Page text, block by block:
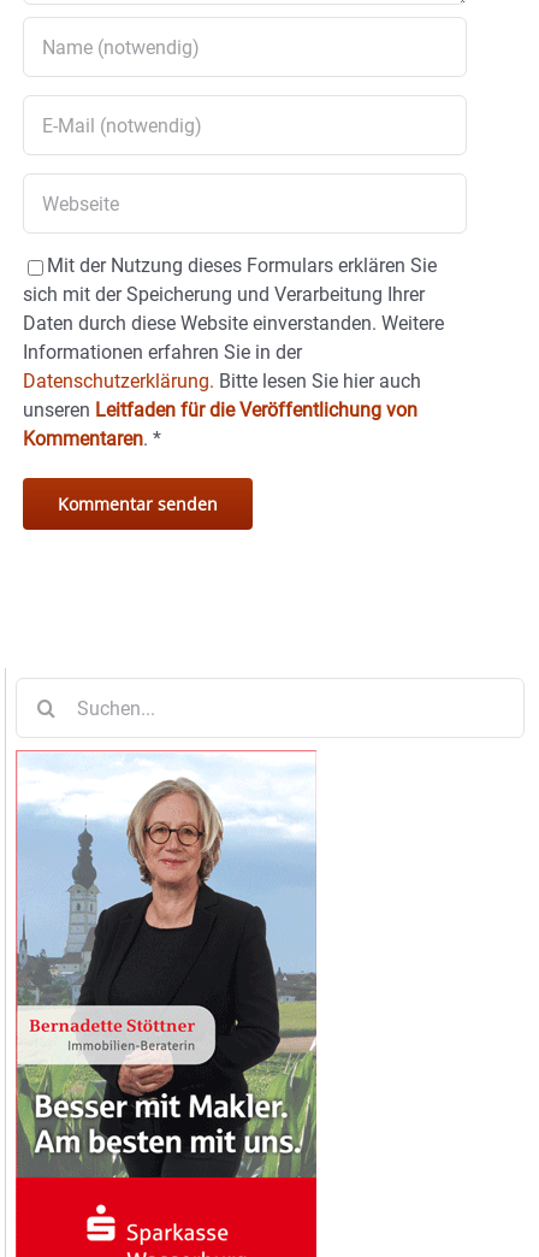
Mit der Nutzung dieses Formulars erklären Sie
sich mit der Speicherung und Verarbeitung Ihrer
Daten durch diese Website einverstanden. Weitere
Informationen erfahren Sie in der
Datenschutzerklärung. Bitte lesen Sie hier auch
unseren Leitfaden für die Veröffentlichung von
Kommentaren. *
nach: